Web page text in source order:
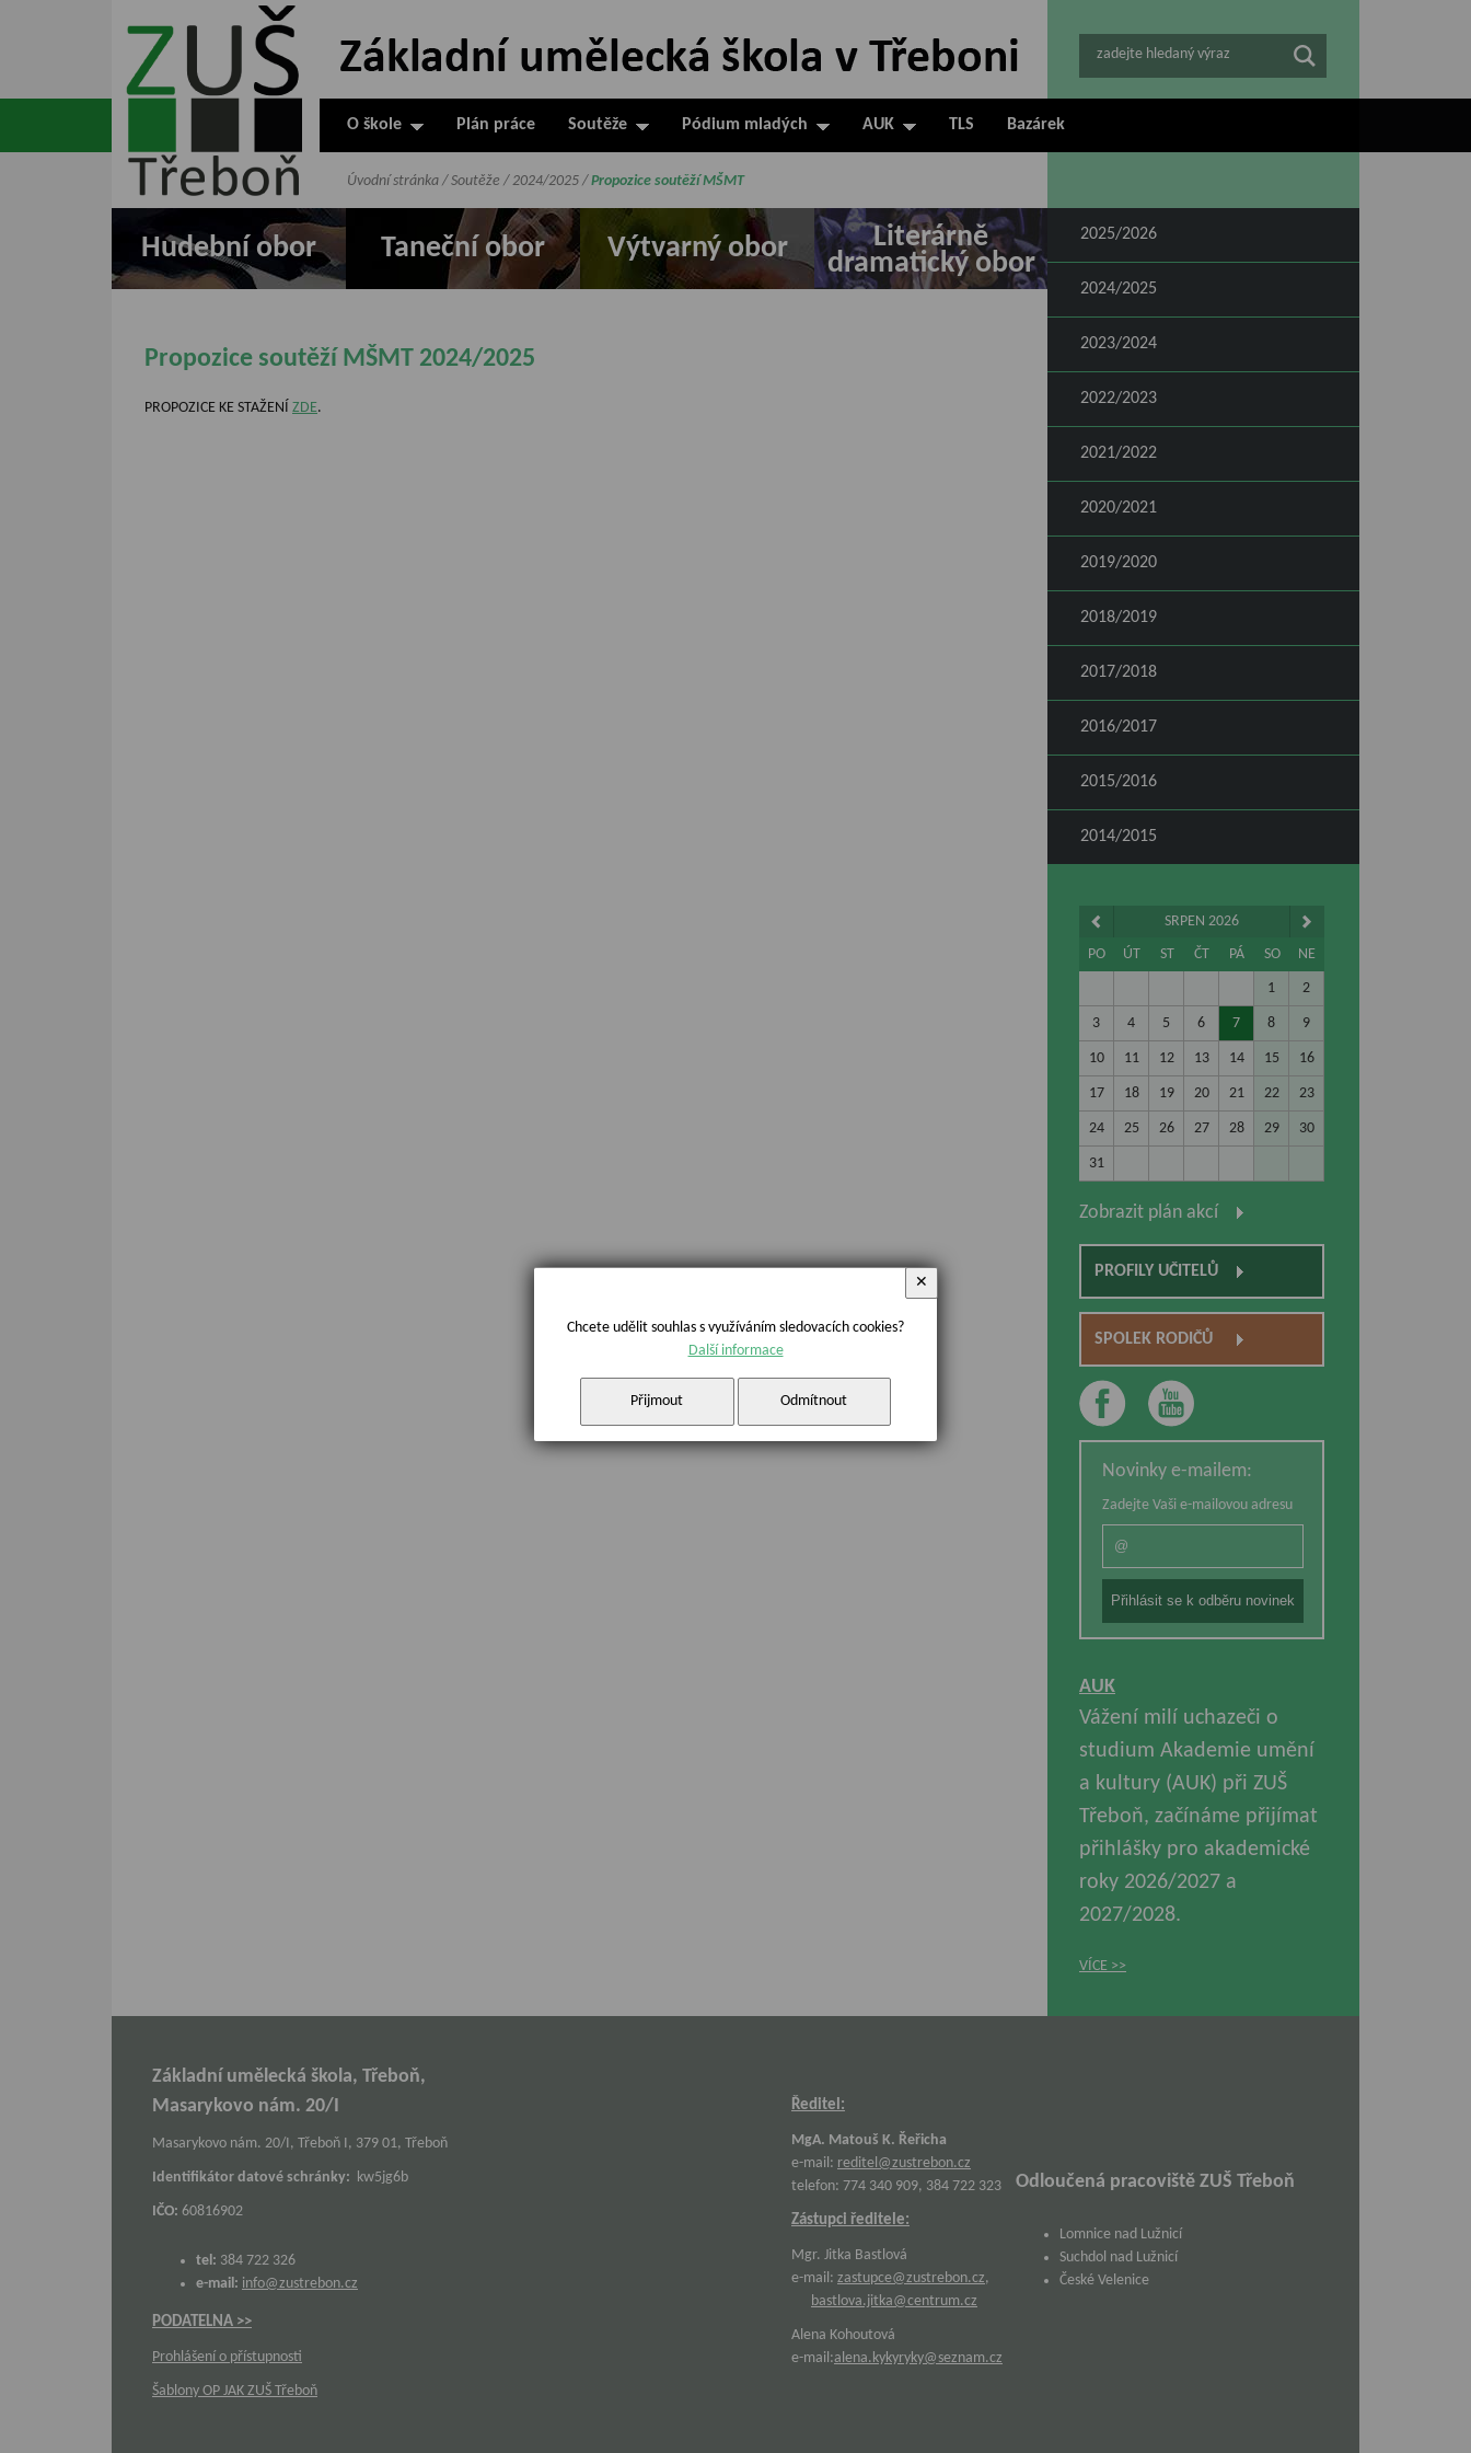
ZUŠ Třeboň -
Základní
umělecká škola
zadejte hledaný výraz
O škole Plán práce Soutěže Pódium mladých AUK TLS Bazárek
Hudební obor Taneční obor Výtvarný obor
Literárně
dramatický obor
Úvodní stránka / Soutěže / 2024/2025 / Propozice soutěží MŠMT
Propozice soutěží MŠMT 2024/2025
PROPOZICE KE STAŽENÍ ZDE.
2025/2026
2024/2025
2023/2024
2022/2023
2021/2022
2020/2021
2019/2020
2018/2019
2017/2018
2016/2017
2015/2016
2014/2015
SRPEN 2026
PO
ÚT ST ČT PÁ SO NE
1 2
3 4 5 6 7 8 9
10 11 12 13 14 15 16
17 18 19 20 21 22 23
24 25 26 27 28 29 30
31
Zobrazit plán akcí
PROFILY UČITELŮ
SPOLEK RODIČŮ
Novinky e-mailem:
Zadejte Vaši e-mailovou adresu
AUK
Vážení milí uchazeči o
studium Akademie umění
a kultury (AUK) při ZUŠ
Třeboň, začínáme přijímat
přihlášky pro akademické
roky 2026/2027 a
2027/2028.
VÍCE
Základní umělecká škola, Třeboň,
Masarykovo nám. 20/I
Masarykovo nám. 20/I, Třeboň I, 379 01, Třeboň
Identifikátor datové schránky: kw5jg6b
IČO: 60816902
tel: 384 722 326
e-mail: info@zustrebon.cz
PODATELNA >>
Prohlášení o přístupnosti
Šablony OP JAK ZUŠ Třeboň
Ředitel:
MgA. Matouš K. Řeřicha
e-mail: reditel@zustrebon.cz
telefon: 774 340 909, 384 722 323
Zástupci ředitele:
Mgr. Jitka Bastlová
e-mail: zastupce@zustrebon.cz,
bastlova.jitka@centrum.cz
Alena Kohoutová
e-mail:alena.kykyryky@seznam.cz
Odloučená pracoviště ZUŠ Třeboň
Lomnice nad Lužnicí
Suchdol nad Lužnicí
České Velenice
Chcete udělit souhlas s využíváním sledovacích cookies?
Další informace
Přijmout Odmítnout
✕